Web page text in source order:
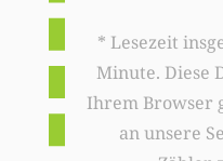
* Lesezeit
Minute. Diese
Ihrem Browser
an unsere